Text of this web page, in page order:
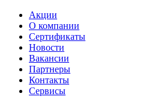
Акции
О компании
Сертификаты
Новости
Вакансии
Партнеры
Контакты
Сервисы